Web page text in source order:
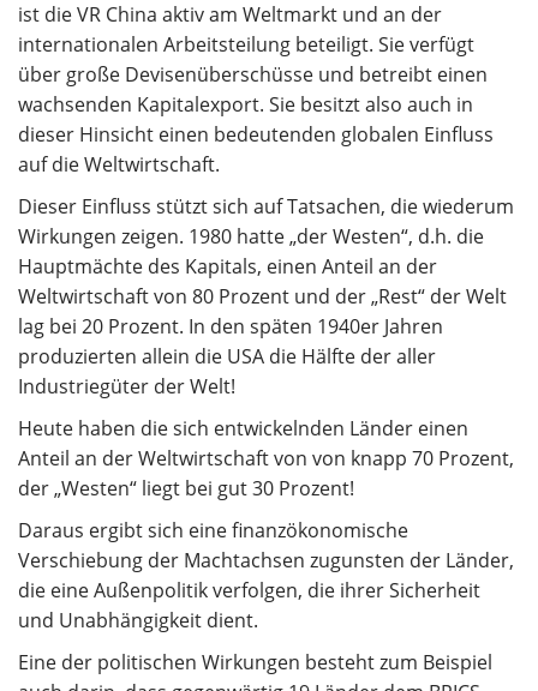
ist die VR China aktiv am Weltmarkt und an der
internationalen Arbeitsteilung beteiligt. Sie verfügt
über große Devisenüberschüsse und betreibt einen
wachsenden Kapitalexport. Sie besitzt also auch in
dieser Hinsicht einen bedeutenden globalen Einfluss
auf die Weltwirtschaft.
Dieser Einfluss stützt sich auf Tatsachen, die wiederum
Wirkungen zeigen. 1980 hatte „der Westen“, d.h. die
Hauptmächte des Kapitals, einen Anteil an der
Weltwirtschaft von 80 Prozent und der „Rest“ der Welt
lag bei 20 Prozent. In den späten 1940er Jahren
produzierten allein die USA die Hälfte der aller
Industriegüter der Welt!
Heute haben die sich entwickelnden Länder einen
Anteil an der Weltwirtschaft von von knapp 70 Prozent,
der „Westen“ liegt bei gut 30 Prozent!
Daraus ergibt sich eine finanzökonomische
Verschiebung der Machtachsen zugunsten der Länder,
die eine Außenpolitik verfolgen, die ihrer Sicherheit
und Unabhängigkeit dient.
Eine der politischen Wirkungen besteht zum Beispiel